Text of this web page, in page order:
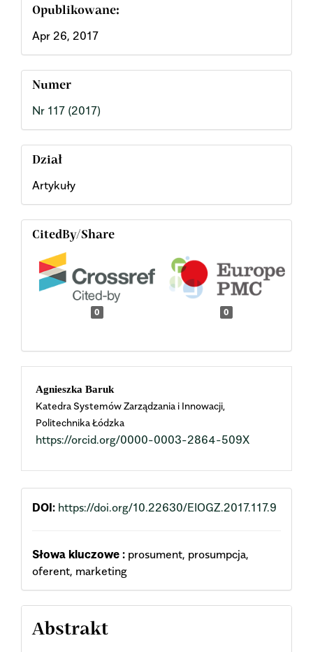
Opublikowane:
Apr 26, 2017
Numer
Nr 117 (2017)
Dział
Artykuły
CitedBy/Share
0 0
Main
Article
Content
Agnieszka Baruk
Katedra Systemów Zarządzania i Innowacji,
Politechnika Łódzka
https://orcid.org/0000-0003-2864-509X
DOI: https://doi.org/10.22630/EIOGZ.2017.117.9
Słowa kluczowe : prosument, prosumpcja,
oferent, marketing
Abstrakt